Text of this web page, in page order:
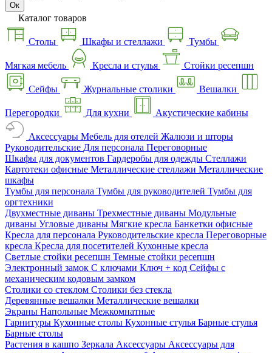
Ок
Каталог товаров
Столы Шкафы и стеллажи Тумбы
Мягкая мебель Кресла и стулья Стойки ресепшн
Сейфы Журнальные столики Вешалки
Перегородки Для кухни Акустические кабины
Аксессуары Мебель для отелей Жалюзи и шторы
Руководительские Для персонала Переговорные
Шкафы для документов Гардеробы для одежды Стеллажи
Картотеки офисные Металлические стеллажи Металлические
шкафы
Тумбы для персонала Тумбы для руководителей Тумбы для
оргтехники
Двухместные диваны Трехместные диваны Модульные
диваны Угловые диваны Мягкие кресла Банкетки офисные
Кресла для персонала Руководительские кресла Переговорные
кресла Кресла для посетителей Кухонные кресла
Светлые стойки ресепшн Темные стойки ресепшн
Электронный замок С ключами Ключ + код Сейфы с
механическим кодовым замком
Столики со стеклом Столики без стекла
Деревянные вешалки Металлические вешалки
Экраны Напольные Межкомнатные
Гарнитуры Кухонные столы Кухонные стулья Барные стулья
Барные столы
Растения в кашпо Зеркала Аксессуары Аксессуары для